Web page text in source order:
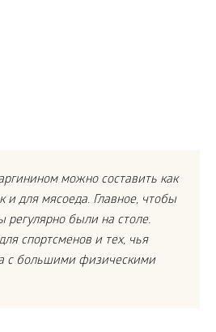
можно составить как
и для мясоеда. Главное, чтобы
регулярно были на столе.
спортсменов и тех, чья
с большими физическими